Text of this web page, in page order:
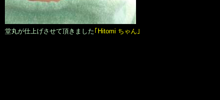
堂丸が仕上げさせて頂きました｢Hitomi ちゃん｣